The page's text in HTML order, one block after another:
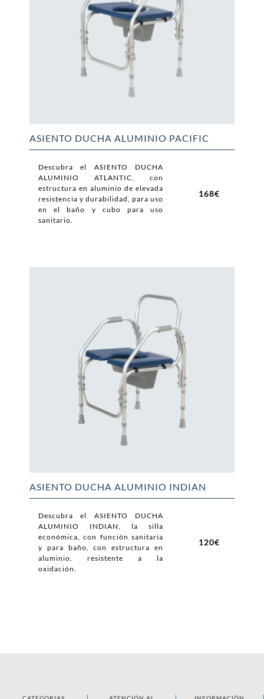
ASIENTO DUCHA ALUMINIO PACIFIC
Descubra el ASIENTO DUCHA
ALUMINIO ATLANTIC, con
estructura en aluminio de elevada
resistencia y durabilidad, para uso
en el baño y cubo para uso
sanitario.
168€
ASIENTO DUCHA ALUMINIO INDIAN
Descubra el ASIENTO DUCHA
ALUMINIO INDIAN, la silla
económica, con función sanitaria
y para baño, con estructura en
aluminio, resistente a la
oxidación.
120€